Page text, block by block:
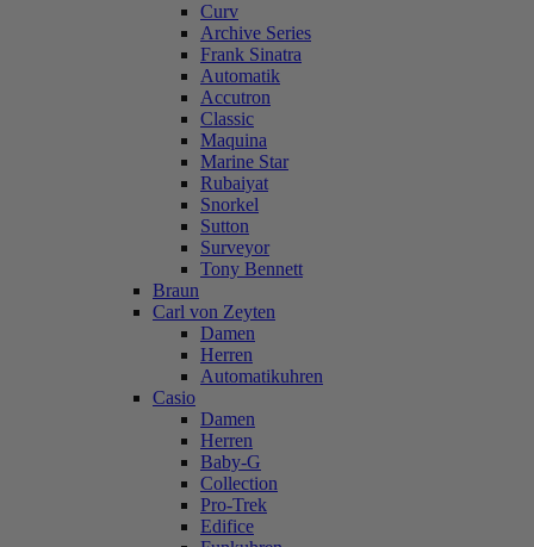
Curv
Archive Series
Frank Sinatra
Automatik
Accutron
Classic
Maquina
Marine Star
Rubaiyat
Snorkel
Sutton
Surveyor
Tony Bennett
Braun
Carl von Zeyten
Damen
Herren
Automatikuhren
Casio
Damen
Herren
Baby-G
Collection
Pro-Trek
Edifice